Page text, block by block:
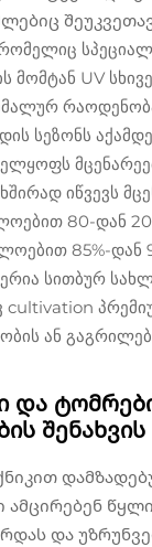
მომტან UV
სეზონს
იწვევს
80-დან
85%-დან
სითბურ
cultivation
ან
შენახვის
ამცირებენ
და